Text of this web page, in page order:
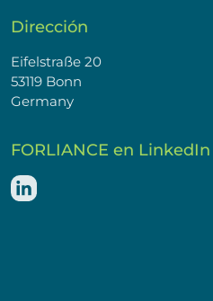
Dirección
Eifelstraße 20
53119 Bonn
Germany
FORLIANCE en LinkedIn